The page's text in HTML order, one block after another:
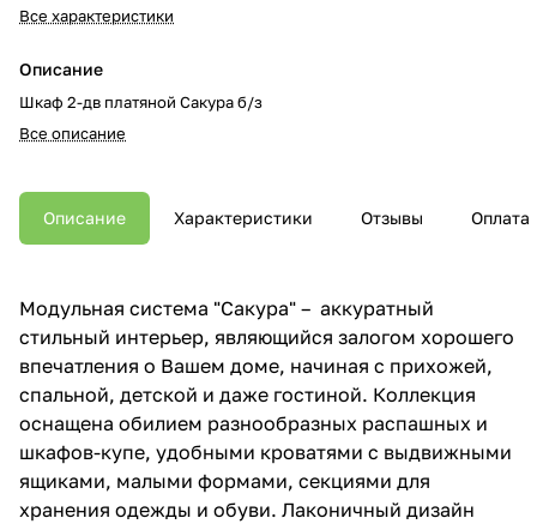
Все характеристики
Описание
Шкаф 2-дв платяной Сакура б/з
Все описание
Описание Характеристики Отзывы Оплата
Модульная система "Сакура" – аккуратный
стильный интерьер, являющийся залогом хорошего
впечатления о Вашем доме, начиная с прихожей,
спальной, детской и даже гостиной. Коллекция
оснащена обилием разнообразных распашных и
шкафов-купе, удобными кроватями с выдвижными
ящиками, малыми формами, секциями для
хранения одежды и обуви. Лаконичный дизайн